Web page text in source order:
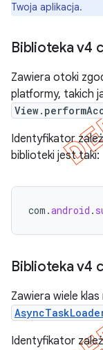
Twoja aplikacja.
Biblioteka v4
Zawiera otoki
platformy, takich
Identyfikator
biblioteki jest taki:
com .android .
Biblioteka v4
Zawiera wiele
Identyfikator